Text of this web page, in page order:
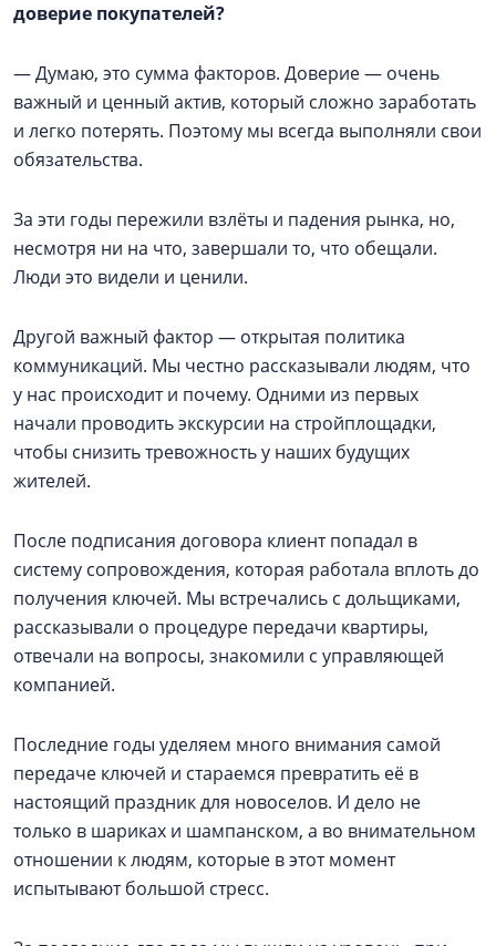
доверие покупателей?
— Думаю, это сумма факторов. Доверие — очень
важный и ценный актив, который сложно заработать
и легко потерять. Поэтому мы всегда выполняли свои
обязательства.
За эти годы пережили взлёты и падения рынка, но,
несмотря ни на что, завершали то, что обещали.
Люди это видели и ценили.
Другой важный фактор — открытая политика
коммуникаций. Мы честно рассказывали людям, что
у нас происходит и почему. Одними из первых
начали проводить экскурсии на стройплощадки,
чтобы снизить тревожность у наших будущих
жителей.
После подписания договора клиент попадал в
систему сопровождения, которая работала вплоть до
получения ключей. Мы встречались с дольщиками,
рассказывали о процедуре передачи квартиры,
отвечали на вопросы, знакомили с управляющей
компанией.
Последние годы уделяем много внимания самой
передаче ключей и стараемся превратить её в
настоящий праздник для новоселов. И дело не
только в шариках и шампанском, а во внимательном
отношении к людям, которые в этот момент
испытывают большой стресс.